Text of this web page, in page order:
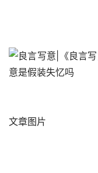
文章图片